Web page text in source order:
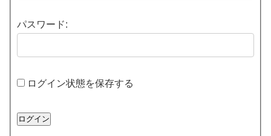
パスワード:
ログイン状態を保存する
ログイン